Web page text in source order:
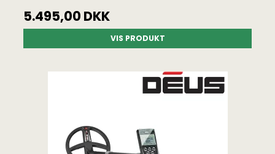
5.495,00 DKK
VIS PRODUKT